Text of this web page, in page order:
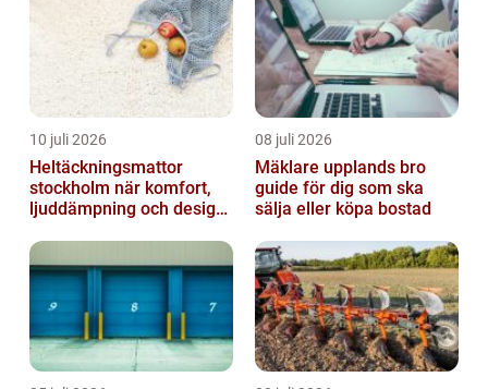
10 juli 2026
Heltäckningsmattor
stockholm när komfort,
ljuddämpning och design
08 juli 2026
Mäklare upplands bro
guide för dig som ska
sälja eller köpa bostad